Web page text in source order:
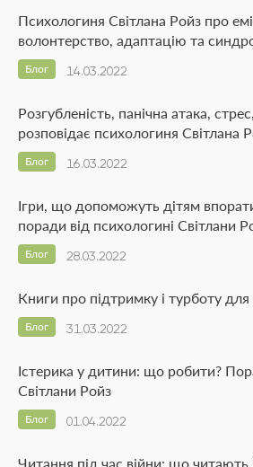
Психологиня Світлана Ройз про
волонтерство, адаптацію та
14.03.2022
Блог
Розгубленість, панічна атака,
розповідає психологиня Світлана
16.03.2022
Блог
Ігри, що допоможуть дітям
поради від психологині Світлани
28.03.2022
Блог
Книги про підтримку і турботу для
31.03.2022
Блог
Істерика у дитини: що робити?
Світлани Ройз
01.04.2022
Блог
Читання під час війни: що читають